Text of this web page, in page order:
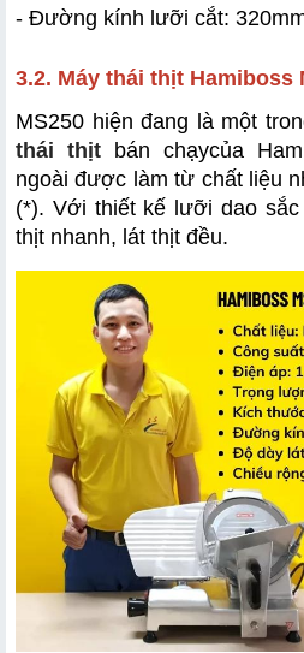
- Đường kính lưỡi cắt:
3.2. Máy thái thịt Hamiboss
MS250 hiện đang là một
thái thịt bán chạycủa
ngoài được làm từ chất liệu
(*). Với thiết kế lưỡi dao
thịt nhanh, lát thịt đều.